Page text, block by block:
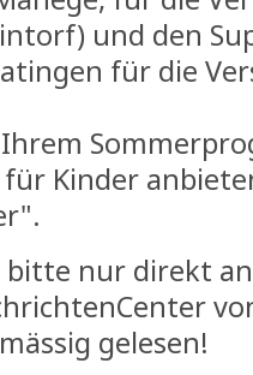
und den
für die
Kinder
bitte nur direkt
gelesen!